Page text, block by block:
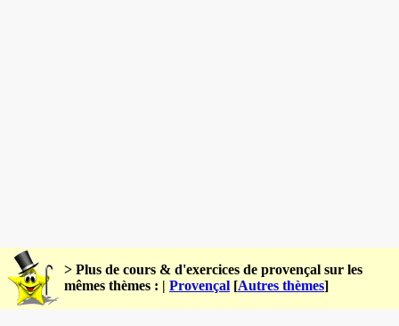
> Plus de cours & d'exercices de provençal sur les
mêmes thèmes : | Provençal [Autres thèmes]